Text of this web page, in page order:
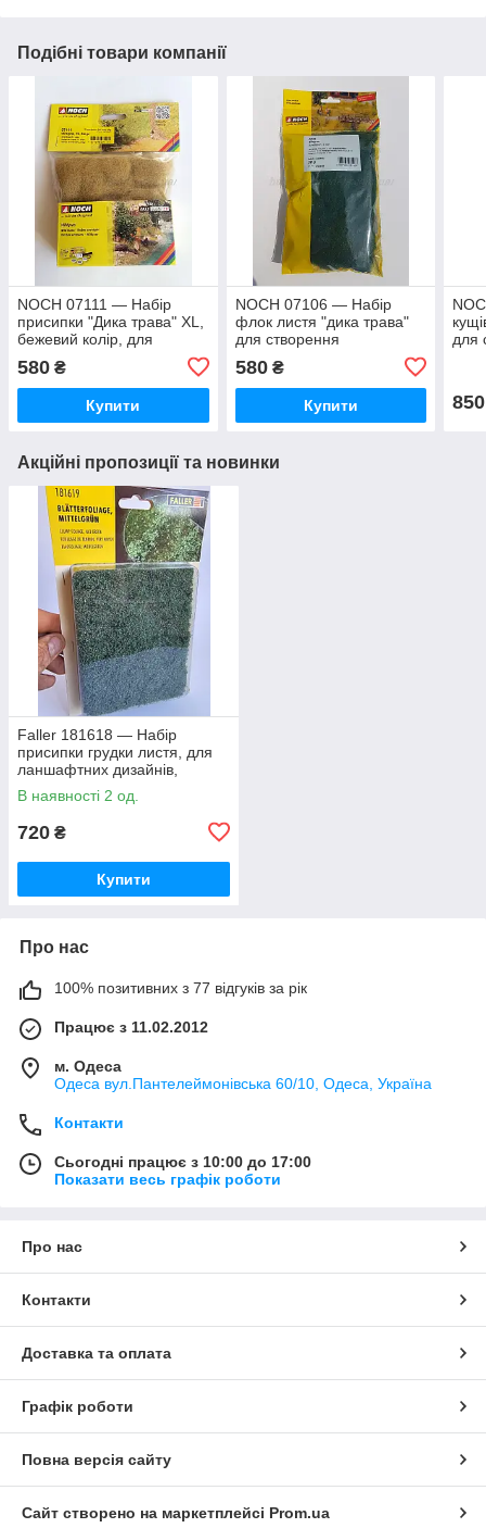
Подібні товари компанії
NOCH 07111 — Набір
присипки "Дика трава" XL,
бежевий колір, для
масштабу 0, H0, TT, N, Z
580 ₴
Купити
NOCH 07106 — Набір
флок листя "дика трава"
для створення
масштабу G, 0, H0, TT, N,
Z
580₴
Купити
для
850
Акційні пропозиції та новинки
Faller 181618 — Набір
присипки грудки листя, для
ланшафтних дизайнів,
масштабу H0, TT, N
В наявності 2 од.
720 ₴
Купити
Про нас
100% позитивних з 77 відгуків за рік
Працює з 11.02.2012
м. Одеса
Одеса вул.Пантелеймонівська 60/10, Одеса, Україна
Контакти
Сьогодні працює з 10:00 до 17:00
Показати весь графік роботи
Про нас
Контакти
Доставка та оплата
Графік роботи
Повна версія сайту
Сайт створено на маркетплейсі Prom.ua